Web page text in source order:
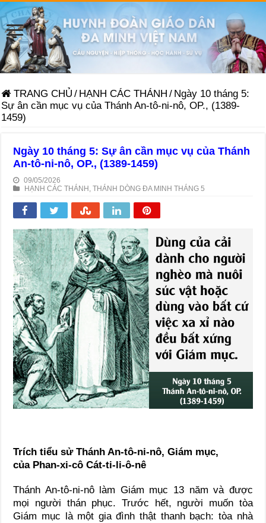
TRANG CHỦ / HẠNH CÁC THÁNH / Ngày 10 tháng 5:
Sự ân cần mục vụ của Thánh An-tô-ni-nô, OP., (1389-
1459)
Ngày 10 tháng 5: Sự ân cần mục vụ của Thánh
An-tô-ni-nô, OP., (1389-1459)
09/05/2026
HẠNH CÁC THÁNH ,THÁNH DÒNG ĐA MINH THÁNG 5
Trích tiểu sử Thánh An-tô-ni-nô, Giám mục,
của Phan-xi-cô Cát-ti-li-ô-nê
Thánh An-tô-ni-nô làm Giám mục 13 năm và được
mọi người thán phục. Trước hết, người muốn tòa
Giám mục là một gia đình thật thanh bạch: tòa nhà